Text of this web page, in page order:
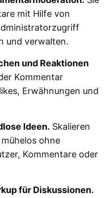
mit Hilfe von
und verwalten.
und Reaktionen
Kommentar
Erwähnungen und
Ideen. Skalieren
ohne
Kommentare oder
für Diskussionen.